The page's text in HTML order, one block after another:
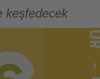
keşfedecek